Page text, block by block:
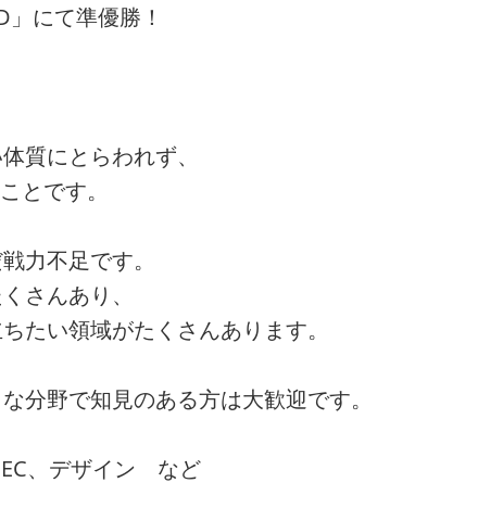
」にて準優勝！
質にとらわれず、
とです。
力不足です。
さんあり、
たい領域がたくさんあります。
分野で知見のある方は大歓迎です。
EC、デザイン など